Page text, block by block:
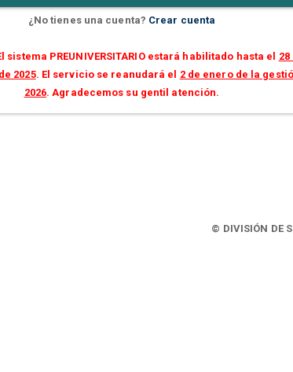
¿No tienes una cuenta? Crear cuenta
sistema PREUNIVERSITARIO estará habilitado hasta el 28
2025. El servicio se reanudará el 2 de enero de la
2026. Agradecemos su gentil atención.
© DIVISIÓN DE